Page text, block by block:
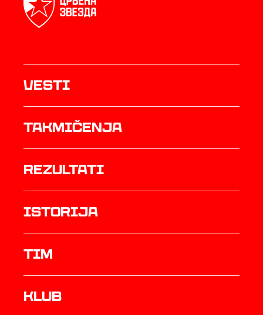
Vesti
Takmičenja
rezultati
istorija
TIM
Klub